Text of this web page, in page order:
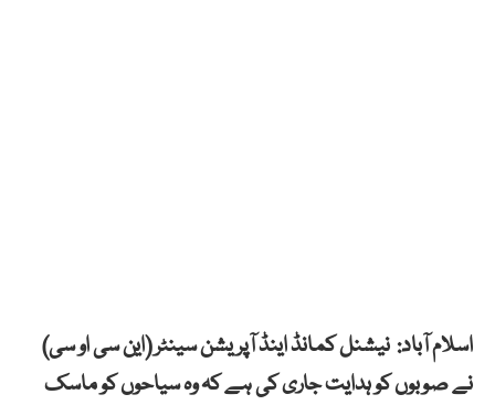
اسلام آباد: نیشنل کمانڈ اینڈ آپریشن سینٹر (این سی او سی)
نے صوبوں کو ہدایت جاری کی ہے کہ وہ سیاحوں کو ماسک